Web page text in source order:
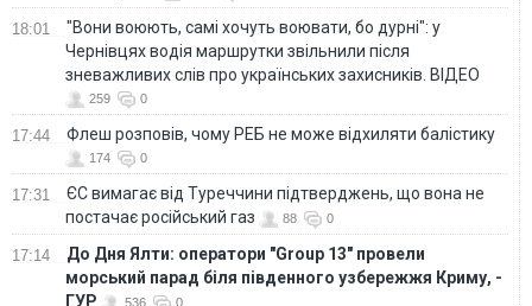
18:01
"Вони воюють, самі хочуть воювати, бо дурні": у
Чернівцях водія маршрутки звільнили після
зневажливих слів про українських захисників. ВІДЕО
259 0
17:44 Флеш розповів, чому РЕБ не може відхиляти балістику
174 0
17:31
ЄС вимагає від Туреччини підтверджень, що вона не
постачає російський газ
88 0
17:14
До Дня Ялти: оператори "Group 13" провели
морський парад біля південного узбережжя Криму, -
ГУР
536 0